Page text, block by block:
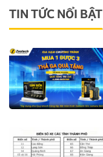
TIN TỨC NỔI BẬT